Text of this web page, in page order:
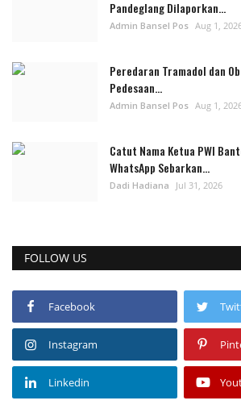
Pandeglang Dilaporkan...
Admin Bansel Pos Aug 1,
Peredaran Tramadol dan
Pedesaan...
Admin Bansel Pos Aug 1,
Catut Nama Ketua PWI
WhatsApp Sebarkan...
Dadi Hadiana Jul 31, 2026
FOLLOW US
Facebook
Instagram
Linkedin